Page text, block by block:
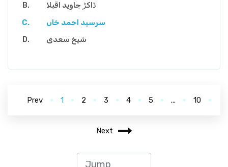
ڈاکڑ جاوید اقبلا
سرسید احمد خاں
شیخ سعدی
Prev 1 2 3 4 5 ... 10
Next